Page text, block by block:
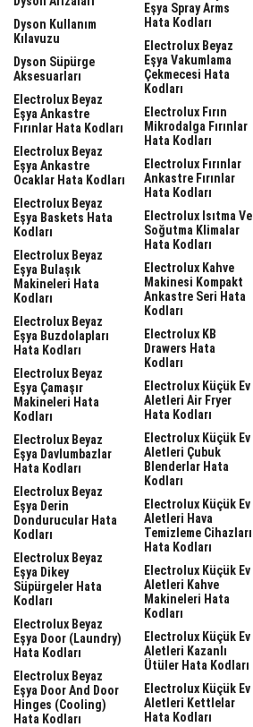
Dyson Kullanım
Kılavuzu
Dyson Süpürge
Aksesuarları
Electrolux Beyaz
Eşya Ankastre
Fırınlar Hata Kodları
Electrolux Beyaz
Eşya Ankastre
Ocaklar Hata Kodları
Electrolux Beyaz
Eşya Baskets Hata
Kodları
Electrolux Beyaz
Eşya Bulaşık
Makineleri Hata
Kodları
Electrolux Beyaz
Eşya Buzdolapları
Hata Kodları
Electrolux Beyaz
Eşya Çamaşır
Makineleri Hata
Kodları
Electrolux Beyaz
Eşya Davlumbazlar
Hata Kodları
Electrolux Beyaz
Eşya Derin
Dondurucular Hata
Kodları
Electrolux Beyaz
Eşya Dikey
Süpürgeler Hata
Kodları
Electrolux Beyaz
Eşya Door (laundry)
Hata Kodları
Electrolux Beyaz
Eşya Door And Door
Hinges (cooling)
Hata Kodları
Eşya Spray Arms
Hata Kodları
Electrolux Beyaz
Eşya Vakumlama
Çekmecesi Hata
Kodları
Electrolux Fırın
Mikrodalga Fırınlar
Hata Kodları
Electrolux Fırınlar
Ankastre Fırınlar
Hata Kodları
Electrolux Isıtma Ve
Soğutma Klimalar
Hata Kodları
Electrolux Kahve
Makinesi Kompakt
Ankastre Seri Hata
Kodları
Electrolux KB
Drawers Hata
Kodları
Electrolux Küçük Ev
Aletleri Air Fryer
Hata Kodları
Electrolux Küçük Ev
Aletleri Çubuk
Blenderlar Hata
Kodları
Electrolux Küçük Ev
Aletleri Hava
Temizleme Cihazları
Hata Kodları
Electrolux Küçük Ev
Aletleri Kahve
Makineleri Hata
Kodları
Electrolux Küçük Ev
Aletleri Kazanlı
Ütüler Hata Kodları
Electrolux Küçük Ev
Aletleri Kettlelar
Hata Kodları